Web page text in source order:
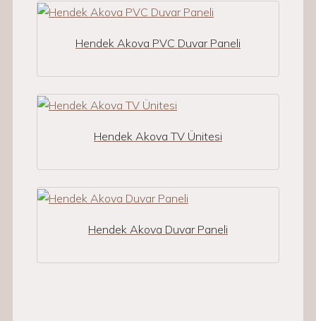
Hendek Akova PVC Duvar Paneli
Hendek Akova TV Ünitesi
Hendek Akova Duvar Paneli